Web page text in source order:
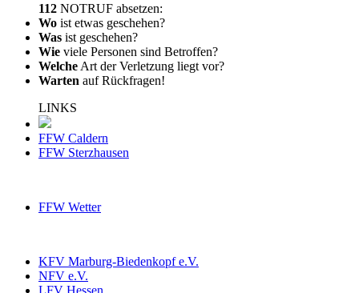
112 NOTRUF absetzen:
Wo ist etwas geschehen?
Was ist geschehen?
Wie viele Personen sind Betroffen?
Welche Art der Verletzung liegt vor?
Warten auf Rückfragen!
LINKS
FFW Caldern
FFW Sterzhausen
FFW Wetter
KFV Marburg-Biedenkopf e.V.
NFV e.V.
LFV Hessen